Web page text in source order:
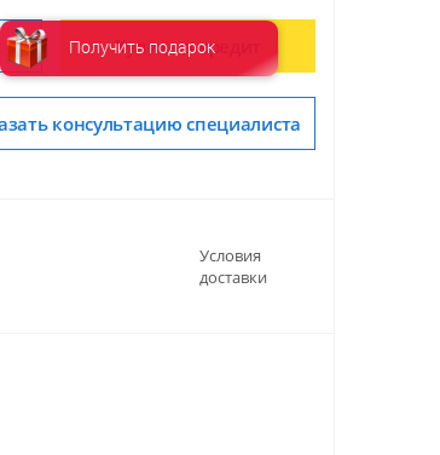
Купить в кредит
консультацию специалиста
Условия
доставки
Получить подарок